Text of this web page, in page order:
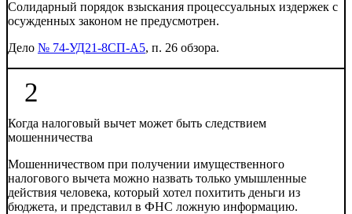
Солидарный порядок взыскания процессуальных издержек с
осужденных законом не предусмотрен.
Дело № 74-УД21-8СП-А5, п. 26 обзора.
2
Когда налоговый вычет может быть следствием
мошенничества
Мошенничеством при получении имущественного
налогового вычета можно назвать только умышленные
действия человека, который хотел похитить деньги из
бюджета, и представил в ФНС ложную информацию.